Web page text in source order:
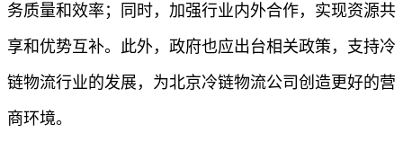
务质量和效率；同时，加强行业内外合作，实现资源共
享和优势互补。此外，政府也应出台相关政策，支持冷
链物流行业的发展，为北京冷链物流公司创造更好的营
商环境。